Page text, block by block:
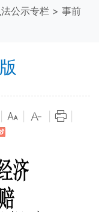
公示专栏 > 事前